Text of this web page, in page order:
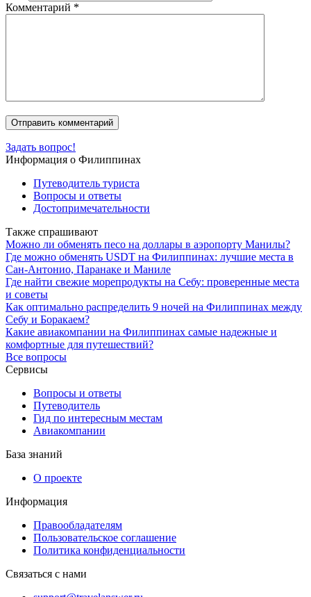
Комментарий *
Задать вопрос!
Информация о Филиппинах
Путеводитель туриста
Вопросы и ответы
Достопримечательности
Также спрашивают
Можно ли обменять песо на доллары в аэропорту Манилы?
Где можно обменять USDT на Филиппинах: лучшие места в
Сан-Антонио, Паранаке и Маниле
Где найти свежие морепродукты на Себу: проверенные места
и советы
Как оптимально распределить 9 ночей на Филиппинах между
Себу и Боракаем?
Какие авиакомпании на Филиппинах самые надежные и
комфортные для путешествий?
Все вопросы
Сервисы
Вопросы и ответы
Путеводитель
Гид по интересным местам
Авиакомпании
База знаний
О проекте
Информация
Правообладателям
Пользовательское соглашение
Политика конфиденциальности
Связаться с нами